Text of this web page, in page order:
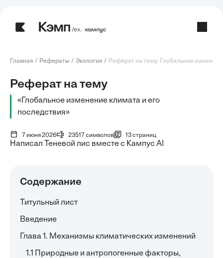
/ех.
Главная Рефераты Экология Реферат на тему: Глобальное
Реферат на тему
«Глобальное изменение климата и его
последствия»
7 июня 2026 23517 символов 13 страниц
Написал Теневой лис вместе с Кампус AI
Содержание
Титульный лист
Введение
Глава 1. Механизмы климатических изменений
1.1 Природные и антропогенные факторы,